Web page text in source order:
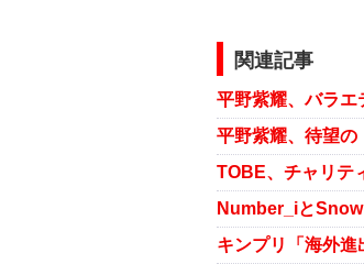
関連記事
平野紫耀、待望
キンプリ「海外